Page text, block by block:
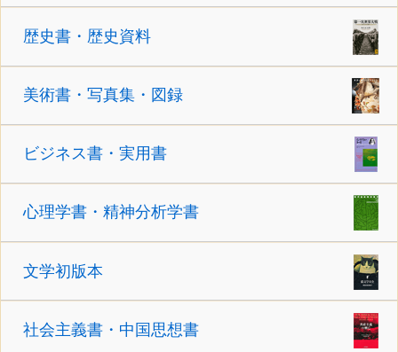
歴史書・歴史資料
美術書・写真集・図録
ビジネス書・実用書
心理学書・精神分析学書
文学初版本
社会主義書・中国思想書